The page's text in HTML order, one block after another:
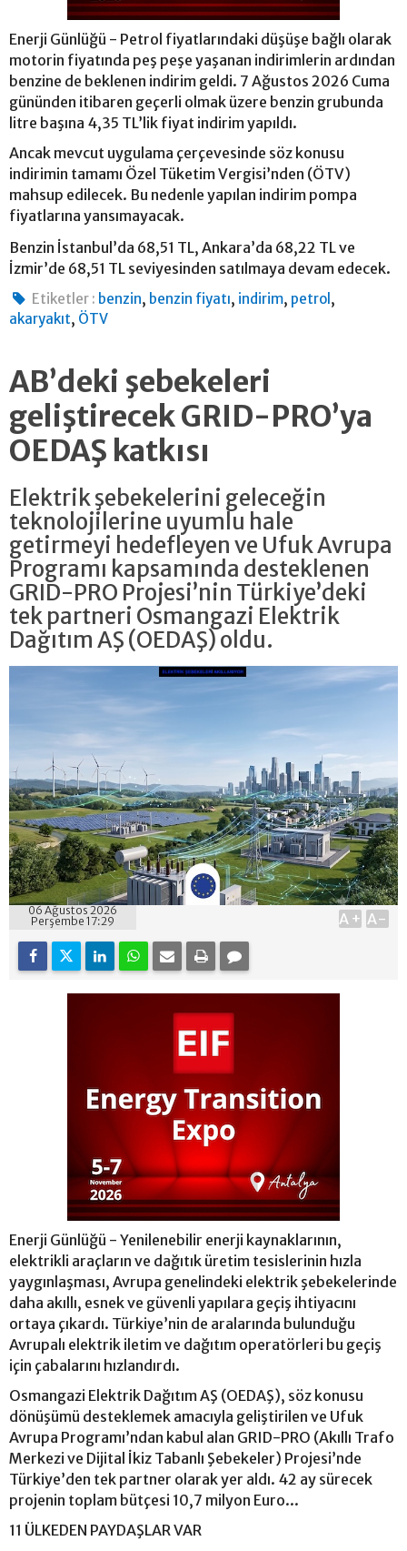
Enerji Günlüğü - Petrol fiyatlarındaki düşüşe bağlı olarak
motorin fiyatında peş peşe yaşanan indirimlerin ardından
benzine de beklenen indirim geldi. 7 Ağustos 2026 Cuma
gününden itibaren geçerli olmak üzere benzin grubunda
litre başına 4,35 TL’lik fiyat indirim yapıldı.
Ancak mevcut uygulama çerçevesinde söz konusu
indirimin tamamı Özel Tüketim Vergisi’nden (ÖTV)
mahsup edilecek. Bu nedenle yapılan indirim pompa
fiyatlarına yansımayacak.
Benzin İstanbul’da 68,51 TL, Ankara’da 68,22 TL ve
İzmir’de 68,51 TL seviyesinden satılmaya devam edecek.
Etiketler : benzin, benzin fiyatı, indirim, petrol ,
akaryakıt, ÖTV
AB’deki şebekeleri
geliştirecek GRID-PRO’ya
OEDAŞ katkısı
Elektrik şebekelerini geleceğin
teknolojilerine uyumlu hale
getirmeyi hedefleyen ve Ufuk Avrupa
Programı kapsamında desteklenen
GRID-PRO Projesi’nin Türkiye’deki
tek partneri Osmangazi Elektrik
Dağıtım AŞ (OEDAŞ) oldu.
06 Ağustos 2026
Perşembe 17:29
A+ A-
Enerji Günlüğü - Yenilenebilir enerji kaynaklarının,
elektrikli araçların ve dağıtık üretim tesislerinin hızla
yaygınlaşması, Avrupa genelindeki elektrik şebekelerinde
daha akıllı, esnek ve güvenli yapılara geçiş ihtiyacını
ortaya çıkardı. Türkiye’nin de aralarında bulunduğu
Avrupalı elektrik iletim ve dağıtım operatörleri bu geçiş
için çabalarını hızlandırdı.
Osmangazi Elektrik Dağıtım AŞ (OEDAŞ), söz konusu
dönüşümü desteklemek amacıyla geliştirilen ve Ufuk
Avrupa Programı’ndan kabul alan GRID-PRO (Akıllı Trafo
Merkezi ve Dijital İkiz Tabanlı Şebekeler) Projesi’nde
Türkiye’den tek partner olarak yer aldı. 42 ay sürecek
projenin toplam bütçesi 10,7 milyon Euro...
11 ÜLKEDEN PAYDAŞLAR VAR